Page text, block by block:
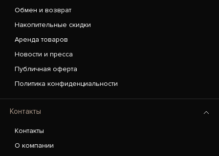
Обмен и возврат
Накопительные скидки
Аренда товаров
Новости и пресса
Публичная оферта
Политика конфиденциальности
Контакты
Контакты
О компании